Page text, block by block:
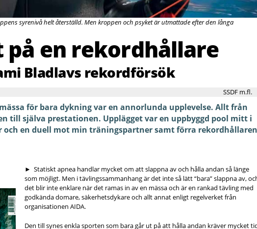
syrenivå helt återställd. Men kroppen och psyket är utmattade efter den långa
på en rekordhållare
Bladlavs rekordförsök
SSDF m.fl.
för bara dykning var en annorlunda upplevelse. Allt från
till själva prestationen. Upplägget var en uppbyggd pool mitt i
och en duell mot min träningspartner samt förra rekordhållaren
► Statiskt apnea handlar mycket om att slappna av och hålla andan så länge
som möjligt. Men i tävlingssammanhang är det inte så lätt “bara” slappna av,
det blir inte enklare när det ramas in av en mässa och är en rankad tävling med
godkända domare, säkerhetsdykare och allt annat enligt regelverket från
organisationen AIDA.
Den till synes enkla sporten som bara går ut på att hålla andan kräver mycket